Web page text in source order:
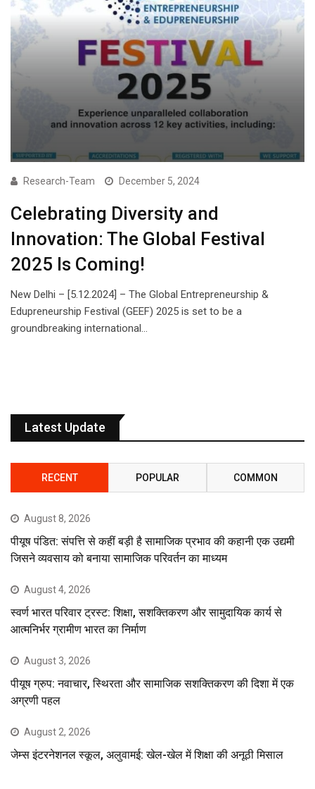
Research-Team December 5, 2024
Celebrating Diversity and
Innovation: The Global Festival
2025 Is Coming!
New Delhi – [5.12.2024] – The Global Entrepreneurship &
Edupreneurship Festival (GEEF) 2025 is set to be a
groundbreaking international…
Latest Update
RECENT POPULAR COMMON
August 8, 2026
पीयूष पंडित: संपत्ति से कहीं बड़ी है सामाजिक प्रभाव की कहानी एक उद्यमी
जिसने व्यवसाय को बनाया सामाजिक परिवर्तन का माध्यम
August 4, 2026
स्वर्ण भारत परिवार ट्रस्ट: शिक्षा, सशक्तिकरण और सामुदायिक कार्य से
आत्मनिर्भर ग्रामीण भारत का निर्माण
August 3, 2026
पीयूष ग्रुप: नवाचार, स्थिरता और सामाजिक सशक्तिकरण की दिशा में एक
अग्रणी पहल
August 2, 2026
जेम्स इंटरनेशनल स्कूल, अलुवामई: खेल-खेल में शिक्षा की अनूठी मिसाल